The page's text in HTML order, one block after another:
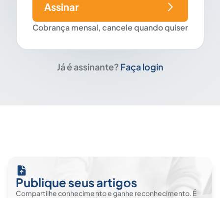
Cobrança mensal, cancele quando quiser
Assinar
Já é assinante? Faça login
Publique seus artigos
Compartilhe conhecimento e ganhe reconhecimento. É